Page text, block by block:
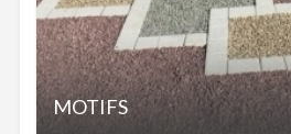
MOTIFS